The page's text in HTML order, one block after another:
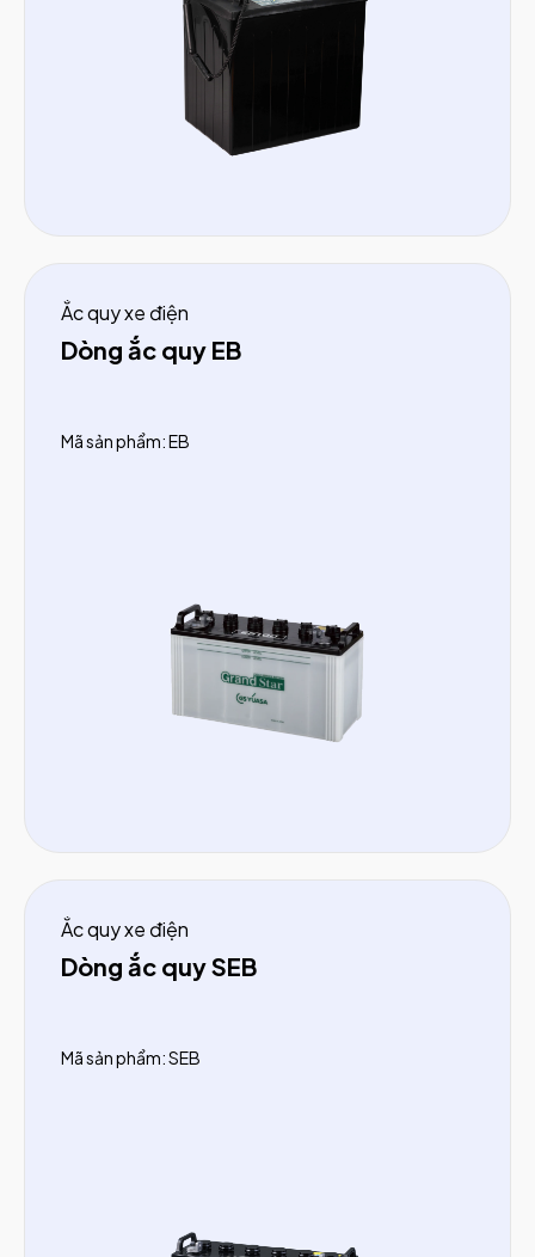
Ắc quy xe điện
Dòng ắc quy EB
Mã sản phẩm: EB
Ắc quy xe điện
Dòng ắc quy SEB
Mã sản phẩm: SEB